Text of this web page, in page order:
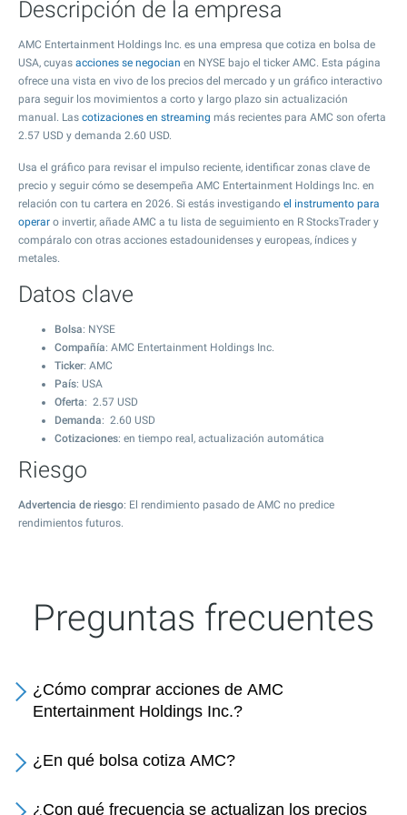
Descripción de la empresa
AMC Entertainment Holdings Inc. es una empresa que cotiza en bolsa de
USA, cuyas acciones se negocian en NYSE bajo el ticker AMC. Esta página
ofrece una vista en vivo de los precios del mercado y un gráfico interactivo
para seguir los movimientos a corto y largo plazo sin actualización
manual. Las cotizaciones en streaming más recientes para AMC son oferta
2.57 USD y demanda 2.60 USD.
Usa el gráfico para revisar el impulso reciente, identificar zonas clave de
precio y seguir cómo se desempeña AMC Entertainment Holdings Inc. en
relación con tu cartera en 2026. Si estás investigando el instrumento para
operar o invertir, añade AMC a tu lista de seguimiento en R StocksTrader y
compáralo con otras acciones estadounidenses y europeas, índices y
metales.
Datos clave
Bolsa: NYSE
Compañía: AMC Entertainment Holdings Inc.
Ticker: AMC
País: USA
Oferta: 2.57 USD
Demanda: 2.60 USD
Cotizaciones: en tiempo real, actualización automática
Riesgo
Advertencia de riesgo: El rendimiento pasado de AMC no predice
rendimientos futuros.
Preguntas frecuentes
¿Cómo comprar acciones de AMC
Entertainment Holdings Inc.?
¿En qué bolsa cotiza AMC?
¿Con qué frecuencia se actualizan los precios